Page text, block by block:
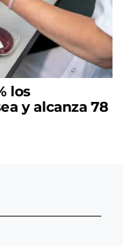
los
y alcanza 78